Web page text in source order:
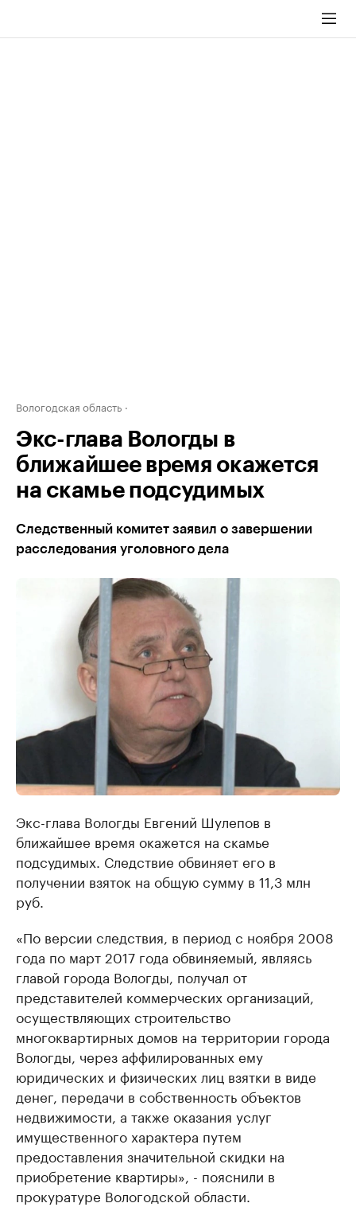
Вологодская область
Экс-глава Вологды в
ближайшее время окажется
на скамье подсудимых
Следственный комитет заявил о завершении
расследования уголовного дела
Экс-глава Вологды Евгений Шулепов в
ближайшее время окажется на скамье
подсудимых. Следствие обвиняет его в
получении взяток на общую сумму в 11,3 млн
руб.
«По версии следствия, в период с ноября 2008
года по март 2017 года обвиняемый, являясь
главой города Вологды, получал от
представителей коммерческих организаций,
осуществляющих строительство
многоквартирных домов на территории города
Вологды, через аффилированных ему
юридических и физических лиц взятки в виде
денег, передачи в собственность объектов
недвижимости, а также оказания услуг
имущественного характера путем
предоставления значительной скидки на
приобретение квартиры», - пояснили в
прокуратуре Вологодской области.